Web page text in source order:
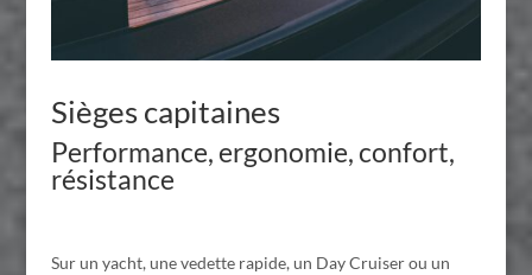
Sièges capitaines
Performance, ergonomie, confort,
résistance
Sur un yacht, une vedette rapide, un Day Cruiser ou un